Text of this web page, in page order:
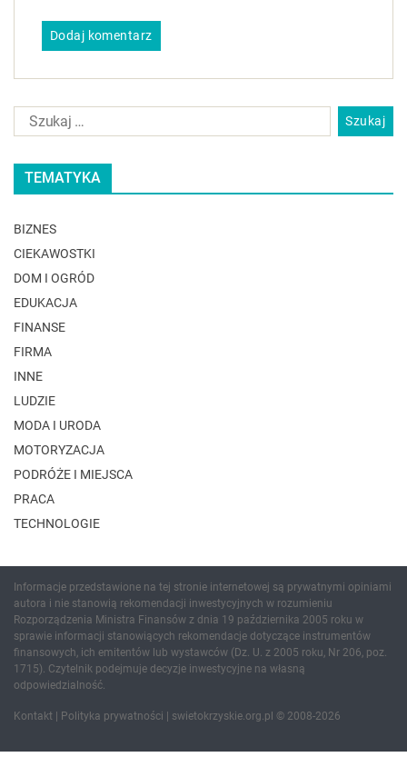
TEMATYKA
BIZNES
CIEKAWOSTKI
DOM I OGRÓD
EDUKACJA
FINANSE
FIRMA
INNE
LUDZIE
MODA I URODA
MOTORYZACJA
PODRÓŻE I MIEJSCA
PRACA
TECHNOLOGIE
Informacje przedstawione na tej stronie internetowej są prywatnymi opiniami
autora i nie stanowią rekomendacji inwestycyjnych w rozumieniu
Rozporządzenia Ministra Finansów z dnia 19 października 2005 roku w
sprawie informacji stanowiących rekomendacje dotyczące instrumentów
finansowych, ich emitentów lub wystawców (Dz. U. z 2005 roku, Nr 206, poz.
1715). Czytelnik podejmuje decyzje inwestycyjne na własną
odpowiedzialność.
Kontakt | Polityka prywatności | swietokrzyskie.org.pl © 2008-2026